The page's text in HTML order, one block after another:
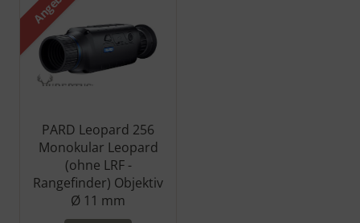
PARD Leopard 256
Monokular Leopard
(ohne LRF -
Rangefinder) Objektiv
Ø 11 mm